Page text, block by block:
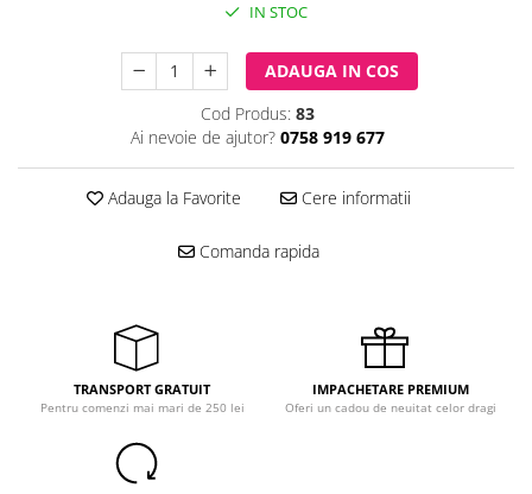
IN STOC
ADAUGA IN COS
Cod Produs: 83
Ai nevoie de ajutor? 0758 919 677
Adauga la Favorite Cere informatii
Comanda rapida
TRANSPORT GRATUIT
Pentru comenzi mai mari de 250 lei
IMPACHETARE PREMIUM
Oferi un cadou de neuitat celor dragi